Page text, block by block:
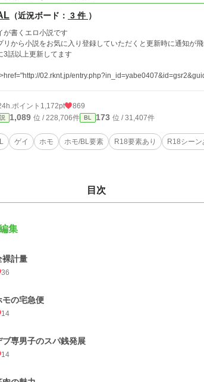
（近況ボード： 3 件 ）
が書くエロ小説です
リから小説をお気に入り登録していただくと更新時に通知が飛
3話以上更新してます
02.rknt.jp/
ポイント 1,172pt 869
1,089 位 / 228,706件 BL 173 位 / 31,407件
ゲイ ホモ ホモ/BL要素 R18要素あり R18シーン
目次
集
裸計量
36
モの宅急便
14
ブ専男子のスパ銭発展
14